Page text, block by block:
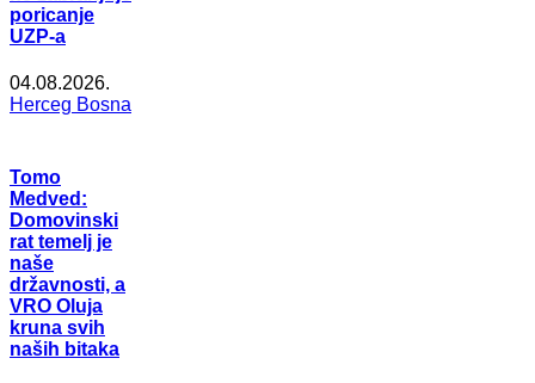
poricanje
UZP-a
04.08.2026.
Herceg Bosna
Tomo
Medved:
Domovinski
rat temelj je
naše
državnosti, a
VRO Oluja
kruna svih
naših bitaka